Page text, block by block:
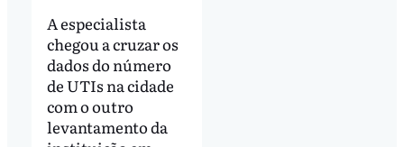
A especialista
chegou a cruzar os
dados do número
de UTIs na cidade
com o outro
levantamento da